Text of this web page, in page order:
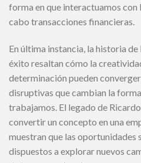
forma en que interactuamos con
cabo transacciones financieras.
En última instancia, la historia
éxito resaltan cómo la
determinación pueden
disruptivas que cambian la
trabajamos. El legado de
convertir un concepto en una
muestran que las oportunidades
dispuestos a explorar nuevos